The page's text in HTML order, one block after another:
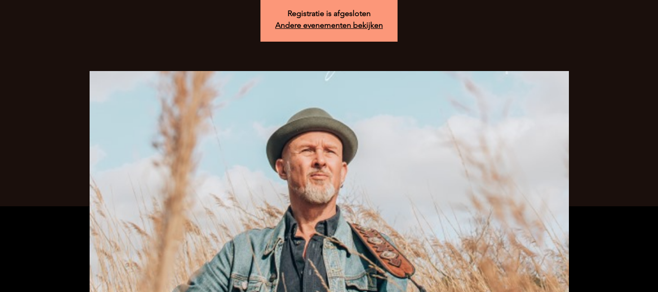
Registratie is afgesloten
Andere evenementen bekijken